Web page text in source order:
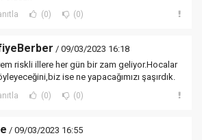
(0) (0)
/ 09/03/2023 16:18
riskli illere her gün bir zam geliyor.Hocalar
ise ne yapacağımızı şaşırdık.
(0) (0)
/ 09/03/2023 16:55